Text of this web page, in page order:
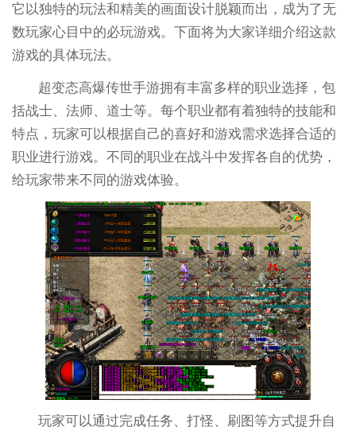
它以独特的玩法和精美的画面设计脱颖而出，成为了无
数玩家心目中的必玩游戏。下面将为大家详细介绍这款
游戏的具体玩法。
超变态高爆传世手游拥有丰富多样的职业选择，包
括战士、法师、道士等。每个职业都有着独特的技能和
特点，玩家可以根据自己的喜好和游戏需求选择合适的
职业进行游戏。不同的职业在战斗中发挥各自的优势，
给玩家带来不同的游戏体验。
玩家可以通过完成任务、打怪、刷图等方式提升自